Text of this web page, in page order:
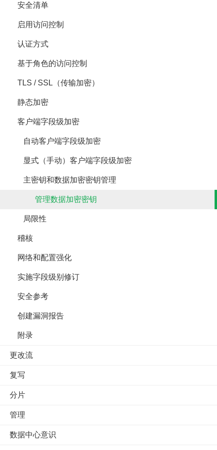
安全清单
启用访问控制
认证方式
基于角色的访问控制
TLS / SSL（传输加密）
静态加密
客户端字段级加密
自动客户端字段级加密
显式（手动）客户端字段级加密
主密钥和数据加密密钥管理
管理数据加密密钥
局限性
稽核
网络和配置强化
实施字段级别修订
安全参考
创建漏洞报告
附录
更改流
复写
分片
管理
数据中心意识